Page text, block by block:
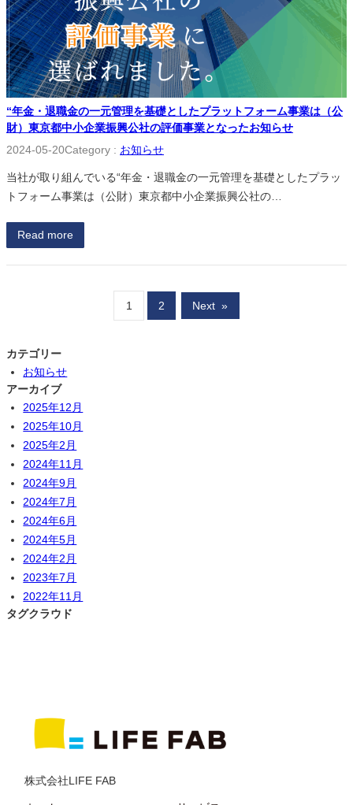
“年金・退職金の一元管理を基礎としたプラットフォーム事業は（公
財）東京都中小企業振興公社の評価事業となったお知らせ
2024-05-20Category : お知らせ
当社が取り組んでいる“年金・退職金の一元管理を基礎としたプラッ
トフォーム事業は（公財）東京都中小企業振興公社の…
Read more
1 2 Next »
カテゴリー
お知らせ
アーカイブ
2025年12月
2025年10月
2025年2月
2024年11月
2024年9月
2024年7月
2024年6月
2024年5月
2024年2月
2023年7月
2022年11月
タグクラウド
株式会社LIFE FAB